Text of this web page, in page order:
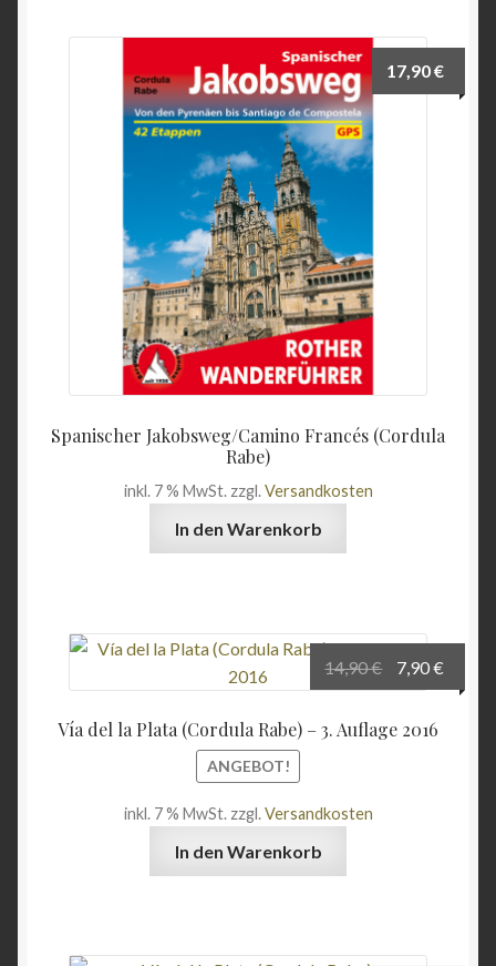
Andenken
Spanischer Jakobsweg/Camino Francés (Cordula
Rabe)
17,90€
inkl. 7 % MwSt. zzgl.Versandkosten
In den Warenkorb
Vía del la Plata (Cordula Rabe) – 3. Auflage 2016
ANGEBOT!
14,90€
Preis
war:
7,90€
Preis
inkl. 7 % MwSt. zzgl.Versandkosten
In den Warenkorb